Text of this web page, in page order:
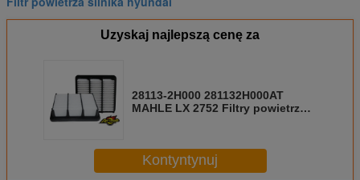
Uzyskaj najlepszą cenę za
28113-2H000 281132H000AT
MAHLE LX 2752 Filtry powietrza
Kontyntynuj